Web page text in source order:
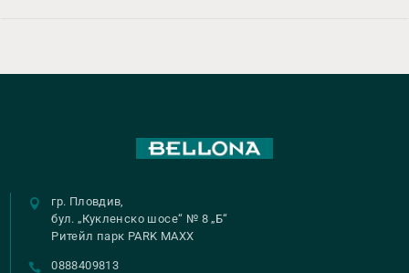
гр. Пловдив,
бул. „Кукленско шосе“ № 8 „Б“
Ритейл парк PARK MAXX
0888409813